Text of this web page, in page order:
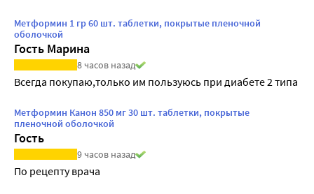
Метформин 1 гр 60 шт. таблетки, покрытые пленочной
оболочкой
Гость Марина
8 часов назад
Всегда покупаю,только им пользуюсь при диабете 2 типа
Метформин Канон 850 мг 30 шт. таблетки, покрытые
пленочной оболочкой
Гость
9 часов назад
По рецепту врача